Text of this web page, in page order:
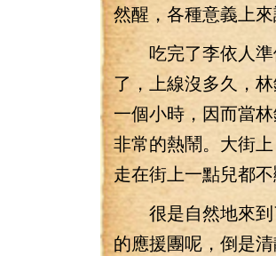
然醒，各種意義上
吃完了李依人準備
了，上線沒多久，
一個小時，因而當
非常的熱鬧。大街
走在街上一點兒都不
很是自然地來到
的應援團呢，倒是